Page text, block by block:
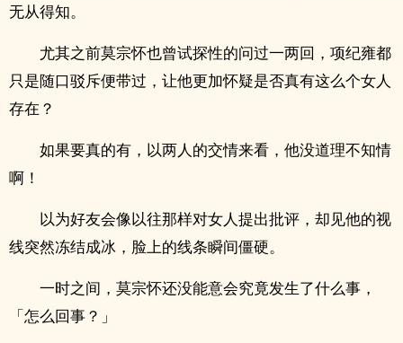
无从得知。
尤其之前莫宗怀也曾试探性的问过一两回，项纪雍都
只是随口驳斥便带过，让他更加怀疑是否真有这么个女人
存在？
如果要真的有，以两人的交情来看，他没道理不知情
啊！
以为好友会像以往那样对女人提出批评，却见他的视
线突然冻结成冰，脸上的线条瞬间僵硬。
一时之间，莫宗怀还没能意会究竟发生了什么事，
「怎么回事？」